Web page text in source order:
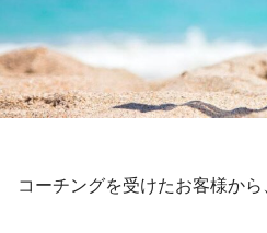
コーチングを受けたお客様から